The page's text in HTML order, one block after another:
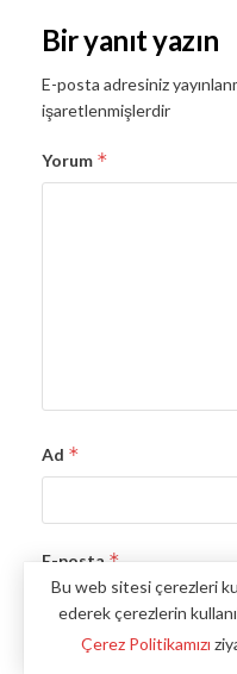
Bir yanıt yazın
E-posta adresiniz
işaretlenmişlerdir
Yorum *
Ad *
E-posta *
Bu web sitesi çerezleri
ederek çerezlerin
Çerez Politikamızı